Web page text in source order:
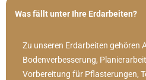
Was fällt unter Ihre Erdarbeiten?
Zu unseren Erdarbeiten gehören
Bodenverbesserung,
Vorbereitung für Pflasterungen,